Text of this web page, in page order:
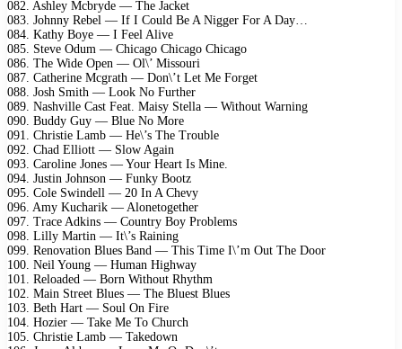
082. Ashley Mcbryde — The Jacket
083. Johnny Rebel — If I Could Be A Nigger For A Day…
084. Kathy Boye — I Feel Alive
085. Steve Odum — Chicago Chicago Chicago
086. The Wide Open — Ol\’ Missouri
087. Catherine Mcgrath — Don\’t Let Me Forget
088. Josh Smith — Look No Further
089. Nashville Cast Feat. Maisy Stella — Without Warning
090. Buddy Guy — Blue No More
091. Christie Lamb — He\’s The Trouble
092. Chad Elliott — Slow Again
093. Caroline Jones — Your Heart Is Mine.
094. Justin Johnson — Funky Bootz
095. Cole Swindell — 20 In A Chevy
096. Amy Kucharik — Alonetogether
097. Trace Adkins — Country Boy Problems
098. Lilly Martin — It\’s Raining
099. Renovation Blues Band — This Time I\’m Out The Door
100. Neil Young — Human Highway
101. Reloaded — Born Without Rhythm
102. Main Street Blues — The Bluest Blues
103. Beth Hart — Soul On Fire
104. Hozier — Take Me To Church
105. Christie Lamb — Takedown